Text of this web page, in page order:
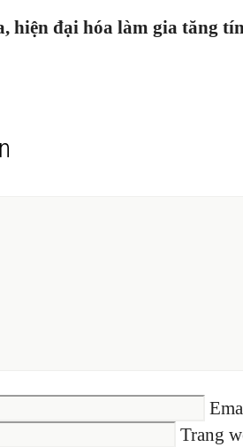
hiện đại hóa làm gia tăng
Trang